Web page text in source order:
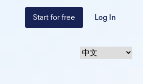
Start for free Log In